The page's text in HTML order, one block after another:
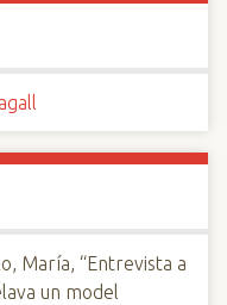
María, “Entrevista a
un model